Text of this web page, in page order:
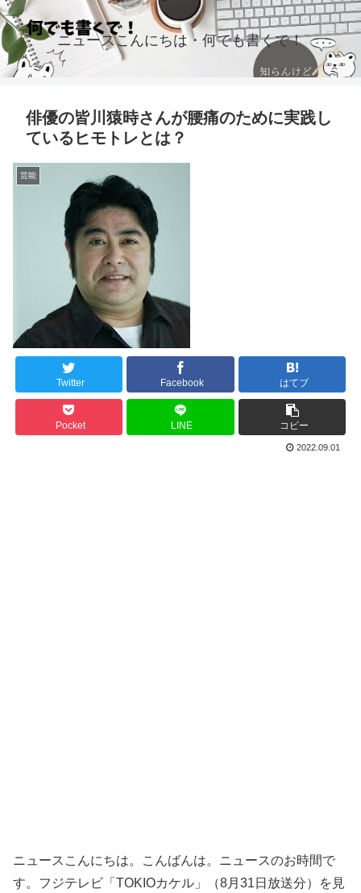
ニュースこんにちは・何でも書くで！
俳優の皆川猿時さんが腰痛のために実践し
ているヒモトレとは？
芸能
Twitter Facebook はてブ
Pocket LINE コピー
2022.09.01
ニュースこんにちは。こんばんは。ニュースのお時間で
す。フジテレビ「TOKIOカケル」（8月31日放送分）を見